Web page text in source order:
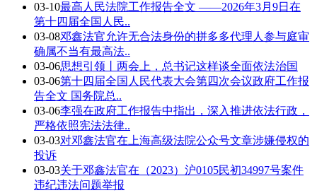
03-10最高人民法院工作报告全文 ——2026年3月9日在
第十四届全国人民..
03-08邓鑫法官允许无合法身份的拼多多代理人参与庭审
确属不当有最高法..
03-06思想引领丨两会上，总书记这样谈全面依法治国
03-06第十四届全国人民代表大会第四次会议政府工作报
告全文 国务院总..
03-06李强在政府工作报告中指出，深入推进依法行政，
严格依照宪法法律..
03-03对邓鑫法官在上海高级法院公众号文章涉嫌侵权的
投诉
03-03关于邓鑫法官在（2023）沪0105民初34997号案件
违纪违法问题举报